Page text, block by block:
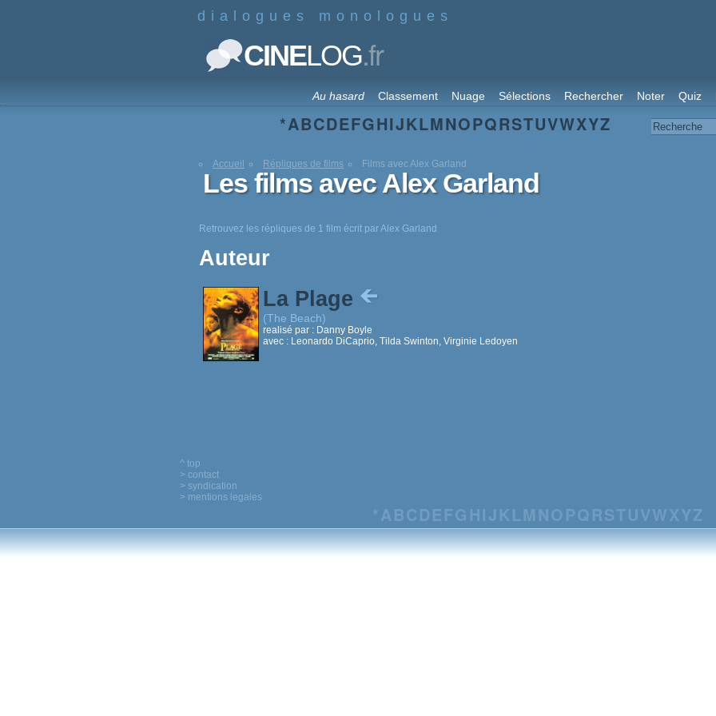
dialogues monologues
CINELOG.fr
Au hasard Classement Nuage Sélections Rechercher Noter Quiz
*ABCDEFGHIJKLMNOPQRSTUVWXYZ
Accueil Répliques de films Films avec Alex Garland
Les films avec Alex Garland
Retrouvez les répliques de 1 film écrit par Alex Garland
Auteur
La Plage
(The Beach)
realisé par : Danny Boyle
avec : Leonardo DiCaprio, Tilda Swinton, Virginie Ledoyen
^ top
> contact
> syndication
> mentions legales
*ABCDEFG HIJ KLM NO PQRSTUVWXYZ